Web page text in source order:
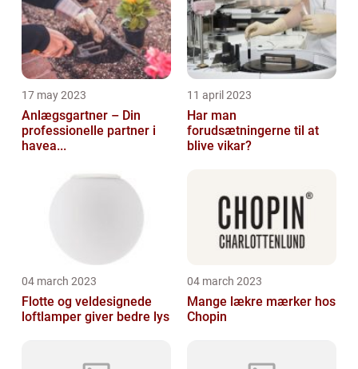
17 may 2023
Anlægsgartner – Din
professionelle partner i
havea...
11 april 2023
Har man
forudsætningerne til at
blive vikar?
04 march 2023
Flotte og veldesignede
loftlamper giver bedre lys
04 march 2023
Mange lækre mærker hos
Chopin